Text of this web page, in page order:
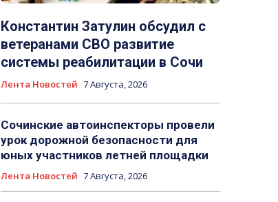
Константин Затулин обсудил с
ветеранами СВО развитие
системы реабилитации в Сочи
Лента Новостей 7 Августа, 2026
Сочинские автоинспекторы провели
урок дорожной безопасности для
юных участников летней площадки
Лента Новостей 7 Августа, 2026